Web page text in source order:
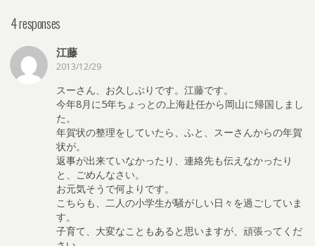
4 responses
江藤
2013/12/29
スーさん、お久しぶりです。江藤です。
今年8月に5年ちょっとの上海赴任から岡山に帰国しまし
た。
年賀状の整理をしていたら、ふと、スーさんからの年賀
状が。
返事が出来ていなかったり、連絡先も伝えなかったり
と、ごめんなさい。
お元気そうで何よりです。
こちらも、二人の小学生が騒がしい日々を過ごしていま
す。
子育て、大変なこともあると思いますが、頑張ってくだ